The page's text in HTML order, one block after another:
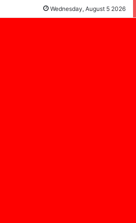
Wednesday, August 5 2026